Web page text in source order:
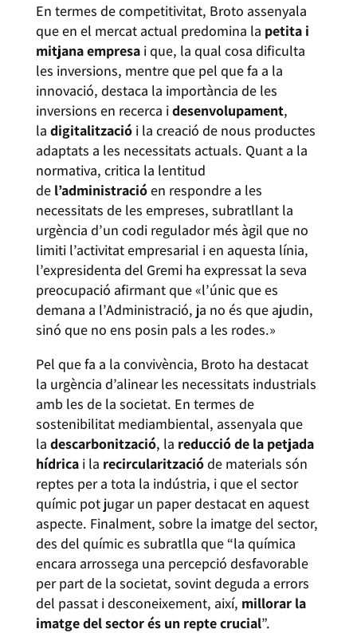
En termes de competitivitat, Broto assenyala
que en el mercat actual predomina la petita i
mitjana empresai que, la qual cosa dificulta
les inversions, mentre que pel que fa a la
innovació, destaca la importància de les
inversions en recerca idesenvolupament,
la digitalitzaciói la creació de nous productes
adaptats a les necessitats actuals. Quant a la
normativa, critica la lentitud
de l’administracióen respondre a les
necessitats de les empreses, subratllant la
urgència d’un codi regulador més àgil que no
limiti l’activitat empresarial i en aquesta línia,
l’expresidenta del Gremi ha expressat la seva
preocupació afirmant que «l’únic que es
demana a l’Administració, ja no és que ajudin,
sinó que no ens posin pals a les rodes.»
Pel que fa a la convivència, Broto ha destacat
la urgència d’alinear les necessitats industrials
amb les de la societat. En termes de
sostenibilitat mediambiental, assenyala que
la descarbonització, la reducció de la petjada
hídricai la recircularitzacióde materials són
reptes per a tota la indústria, i que el sector
químic pot jugar un paper destacat en aquest
aspecte. Finalment, sobre la imatge del sector,
des del químic es subratlla que “la química
encara arrossega una percepció desfavorable
per part de la societat, sovint deguda a errors
del passat i desconeixement, així, millorar la
imatge del sector és un repte crucial”.